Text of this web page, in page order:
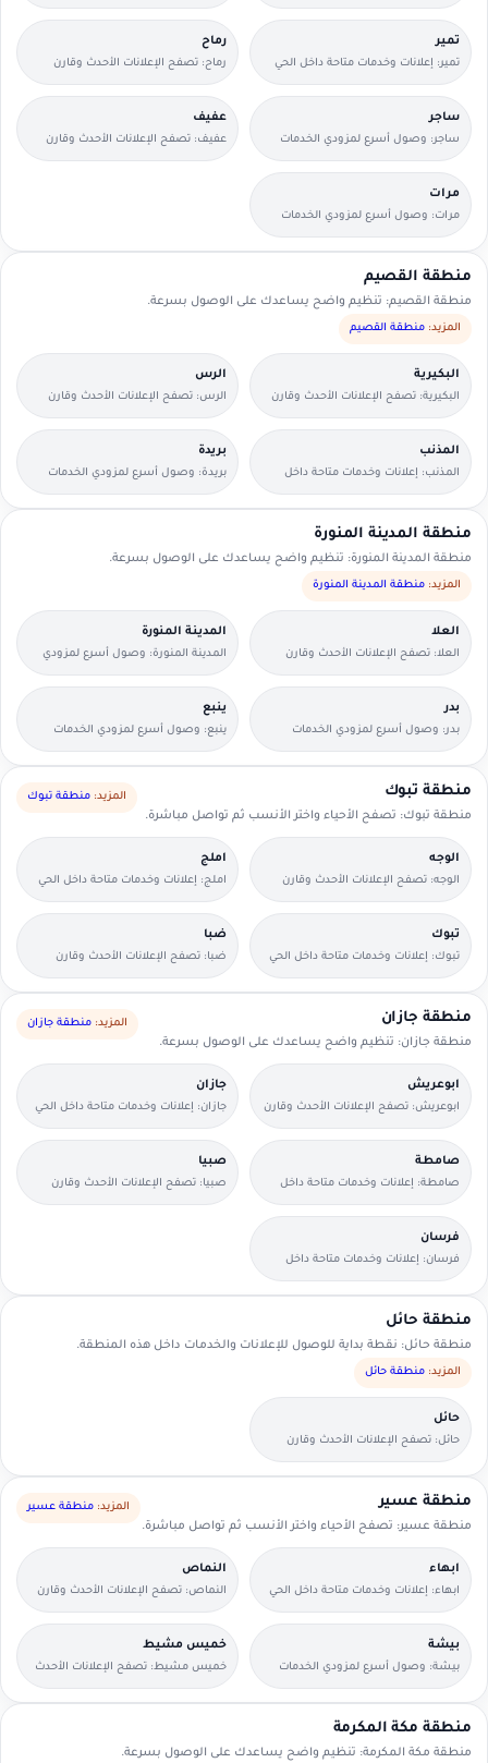
التفاصيل بسرعة.
التفاصيل بسرعة.
تمير
تمير: إعلانات وخدمات متاحة داخل الحي
مع وسائل تواصل مباشرة.
رماح
رماح: تصفح الإعلانات الأحدث وقارن
التفاصيل بسرعة.
ساجر
ساجر: وصول أسرع لمزودي الخدمات
القريبين منك.
عفيف
عفيف: تصفح الإعلانات الأحدث وقارن
التفاصيل بسرعة.
مرات
مرات: وصول أسرع لمزودي الخدمات
القريبين منك.
منطقة القصيم
منطقة القصيم: تنظيم واضح يساعدك على الوصول بسرعة.
المزيد: منطقة القصيم
البكيرية
البكيرية: تصفح الإعلانات الأحدث وقارن
التفاصيل بسرعة.
الرس
الرس: تصفح الإعلانات الأحدث وقارن
التفاصيل بسرعة.
المذنب
المذنب: إعلانات وخدمات متاحة داخل
الحي مع وسائل تواصل مباشرة.
بريدة
بريدة: وصول أسرع لمزودي الخدمات
القريبين منك.
منطقة المدينة المنورة
منطقة المدينة المنورة: تنظيم واضح يساعدك على الوصول بسرعة.
المزيد: منطقة المدينة المنورة
العلا
العلا: تصفح الإعلانات الأحدث وقارن
التفاصيل بسرعة.
المدينة المنورة
المدينة المنورة: وصول أسرع لمزودي
الخدمات القريبين منك.
بدر
بدر: وصول أسرع لمزودي الخدمات
القريبين منك.
ينبع
ينبع: وصول أسرع لمزودي الخدمات
القريبين منك.
منطقة تبوك
منطقة تبوك: تصفح الأحياء واختر الأنسب ثم تواصل مباشرة.
المزيد: منطقة تبوك
الوجه
الوجه: تصفح الإعلانات الأحدث وقارن
التفاصيل بسرعة.
املج
املج: إعلانات وخدمات متاحة داخل الحي
مع وسائل تواصل مباشرة.
تبوك
تبوك: إعلانات وخدمات متاحة داخل الحي
مع وسائل تواصل مباشرة.
ضبا
ضبا: تصفح الإعلانات الأحدث وقارن
التفاصيل بسرعة.
منطقة جازان
منطقة جازان: تنظيم واضح يساعدك على الوصول بسرعة.
المزيد: منطقة جازان
ابوعريش
ابوعريش: تصفح الإعلانات الأحدث وقارن
التفاصيل بسرعة.
جازان
جازان: إعلانات وخدمات متاحة داخل الحي
مع وسائل تواصل مباشرة.
صامطة
صامطة: إعلانات وخدمات متاحة داخل
الحي مع وسائل تواصل مباشرة.
صبيا
صبيا: تصفح الإعلانات الأحدث وقارن
التفاصيل بسرعة.
فرسان
فرسان: إعلانات وخدمات متاحة داخل
الحي مع وسائل تواصل مباشرة.
منطقة حائل
منطقة حائل: نقطة بداية للوصول للإعلانات والخدمات داخل هذه المنطقة.
المزيد: منطقة حائل
حائل
حائل: تصفح الإعلانات الأحدث وقارن
التفاصيل بسرعة.
منطقة عسير
منطقة عسير: تصفح الأحياء واختر الأنسب ثم تواصل مباشرة.
المزيد: منطقة عسير
ابهاء
ابهاء: إعلانات وخدمات متاحة داخل الحي
مع وسائل تواصل مباشرة.
النماص
النماص: تصفح الإعلانات الأحدث وقارن
التفاصيل بسرعة.
بيشة
بيشة: وصول أسرع لمزودي الخدمات
القريبين منك.
خميس مشيط
خميس مشيط: تصفح الإعلانات الأحدث
وقارن التفاصيل بسرعة.
منطقة مكة المكرمة
منطقة مكة المكرمة: تنظيم واضح يساعدك على الوصول بسرعة.